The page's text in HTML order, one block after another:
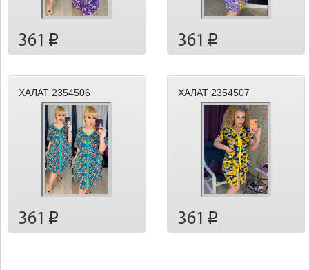
361 p 361 p
ХАЛАТ 2354506
361 p
ХАЛАТ 2354507
361 p